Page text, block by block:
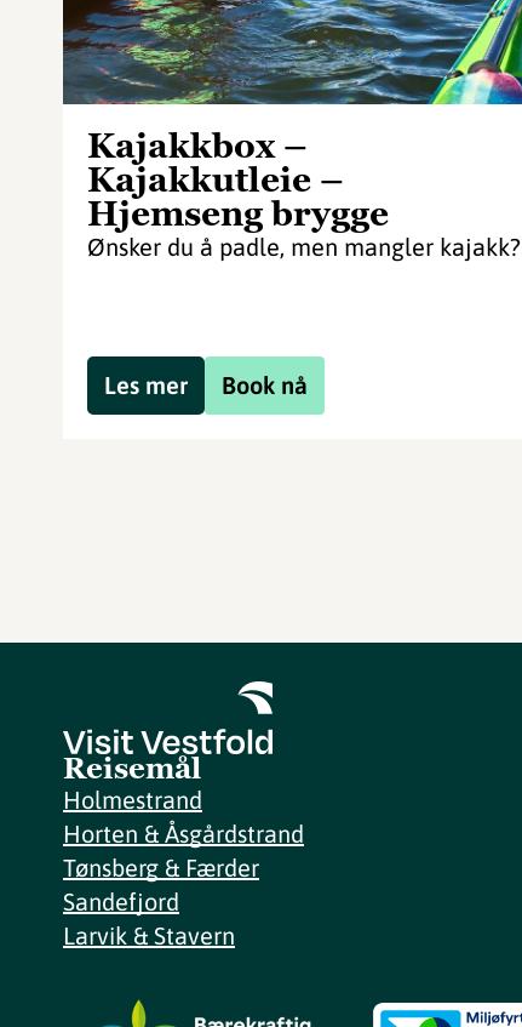
Kajakkbox –
Kajakkutleie –
Hjemseng brygge
Ønsker du å padle, men mangler kajakk?
Book nå
Les mer
Reisemål
Holmestrand
Horten & Åsgårdstrand
Tønsberg & Færder
Sandefjord
Larvik & Stavern